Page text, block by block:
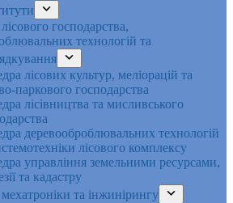
господарства,
технологій та
лісових культур, меліорацій та
паркового господарства
лісівництва та мисливського
деревооброблювальних технологій
лісового комплексу
управління земельними ресурсами,
та кадастру
та інжинірингу